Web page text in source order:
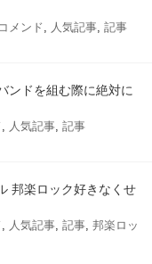
メンド, 人気記事, 記事
ンドを組む際に絶対に
, 人気記事, 記事
邦楽ロック好きなくせ
, 人気記事, 記事, 邦楽ロッ